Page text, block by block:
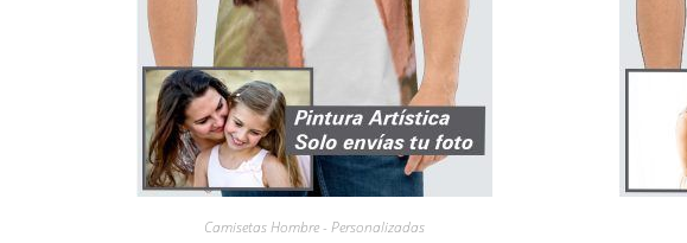
Camisetas Hombre - Personalizadas